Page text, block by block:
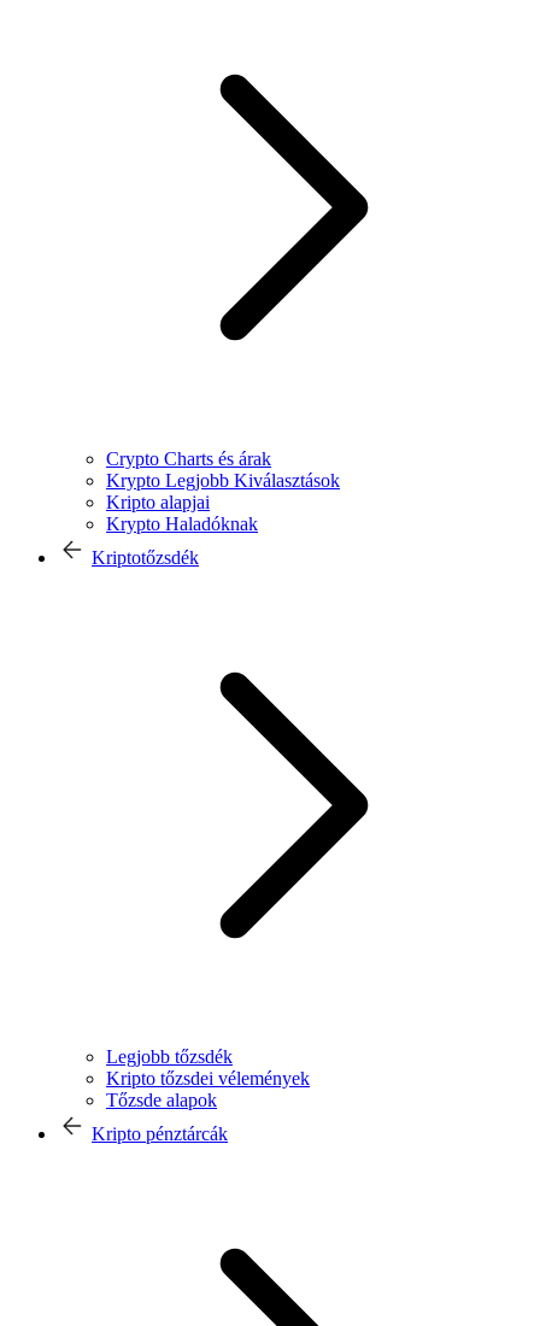
Crypto Charts és árak
Krypto Legjobb Kiválasztások
Kripto alapjai
Krypto Haladóknak
Kriptotőzsdék
Legjobb tőzsdék
Kripto tőzsdei vélemények
Tőzsde alapok
Kripto pénztárcák